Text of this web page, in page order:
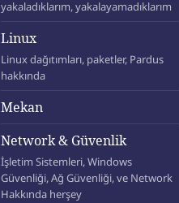
yakaladıklarım, yakalayamadıklarım
Linux
Linux dağıtımları, paketler, Pardus
hakkında
Mekan
Network & Güvenlik
İşletim Sistemleri, Windows
Güvenliği, Ağ Güvenliği, ve Network
Hakkında herşey